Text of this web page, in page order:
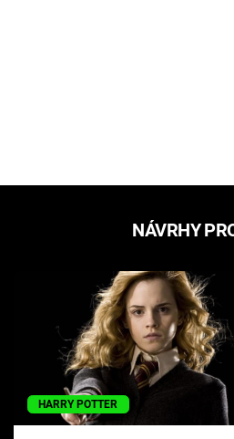
NÁVRHY
HARRY POTTER